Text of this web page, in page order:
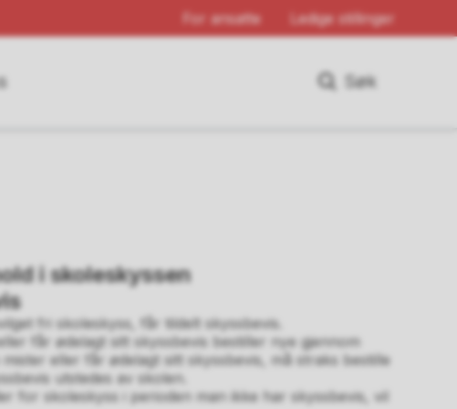
For ansatte Ledige stillinger
Søk
i skoleskyssen
fri skoleskyss, får tildelt skyssbevis.
får ødelagt sitt skyssbevis bestiller nye gjennom
eller får ødelagt sitt skyssbevis, må straks bestille
utstedes av skolen.
for skoleskyss i perioden man ikke har skyssbevis, vil